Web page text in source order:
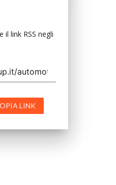
il link RSS negli
LINK